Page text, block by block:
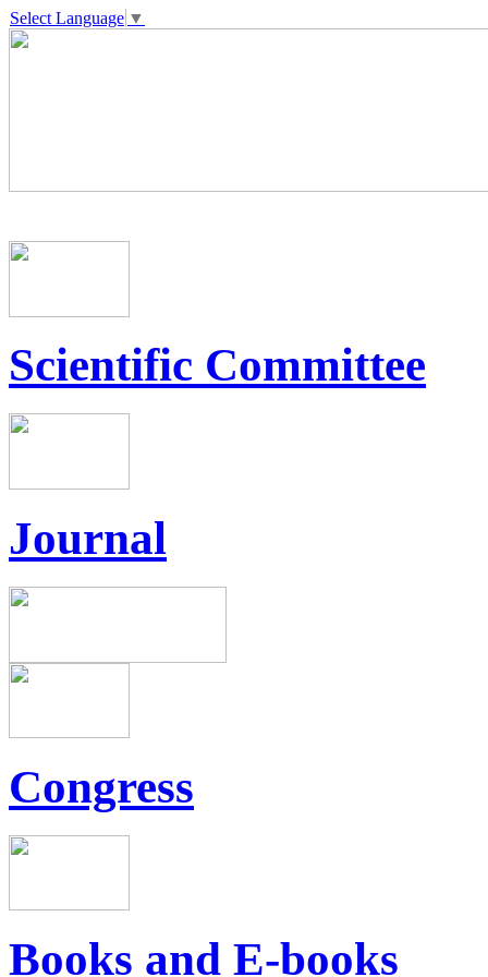
Select Language ▼
Scientific Committee
Journal
Congress
Books and E-books